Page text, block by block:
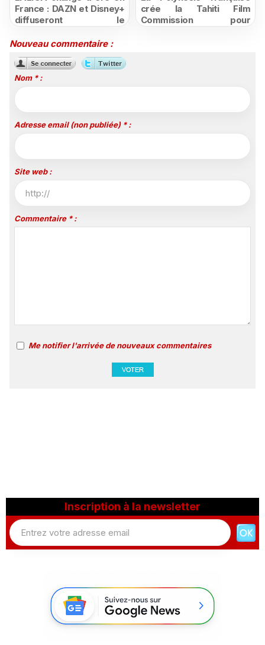
France : DAZN et Disney+
diffuseront le
jusqu'en 2029, un revers
crée la Tahiti Film
Commission pour
Nouveau commentaire :
Nom * :
Adresse email (non publiée) * :
Site web :
Commentaire * :
Me notifier l'arrivée de nouveaux commentaires
Inscription à la newsletter